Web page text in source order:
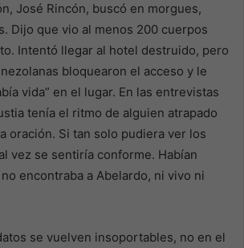
José Rincón, buscó en morgues,
Dijo que vio al menos 200 cuerpos
Intentó llegar al hotel destruido, pero
bloquearon el acceso y le
vida” en el lugar. En las entrevistas
tenía el ritmo de alguien atrapado
oración. Si tan solo pudiera ver los
vez se sentiría conforme. Habían
encontraba a Abelardo, ni vivo ni
se vuelven insoportables, no en el